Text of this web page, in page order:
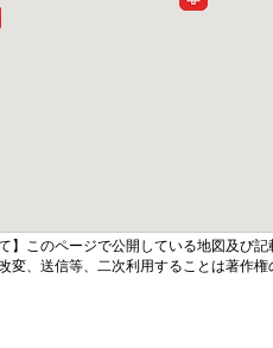
】このページで公開している地図及び
変、送信等、二次利用することは著作権